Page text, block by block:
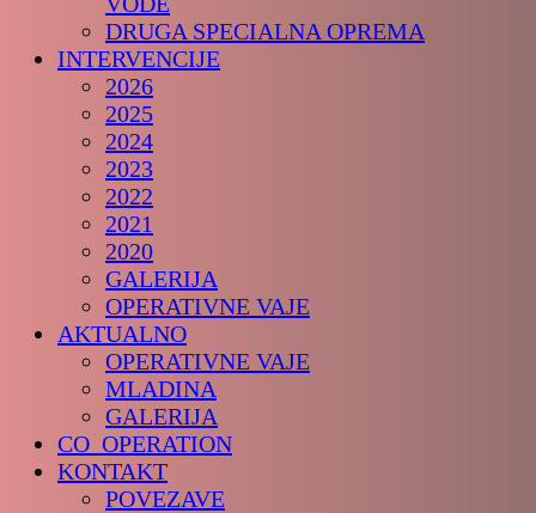
DRUGA SPECIALNA OPREMA
INTERVENCIJE
2026
2025
2024
2023
2022
2021
2020
GALERIJA
OPERATIVNE VAJE
AKTUALNO
OPERATIVNE VAJE
MLADINA
GALERIJA
CO_OPERATION
KONTAKT
POVEZAVE